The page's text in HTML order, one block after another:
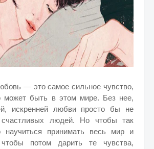
— это самое сильное чувство,
может быть в этом мире. Без нее,
искренней любви просто бы не
счастливых людей. Но чтобы так
научиться принимать весь мир и
потом дарить те чувства,